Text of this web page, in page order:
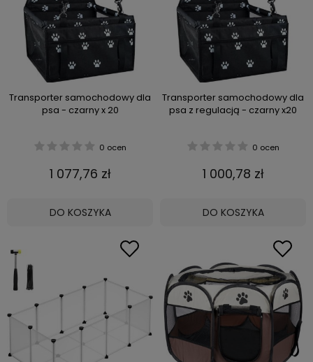
Transporter samochodowy dla
psa - czarny x 20
0 ocen
1 077,76 zł
DO KOSZYKA
Transporter samochodowy dla
psa z regulacją - czarny x20
0 ocen
1 000,78 zł
DO KOSZYKA